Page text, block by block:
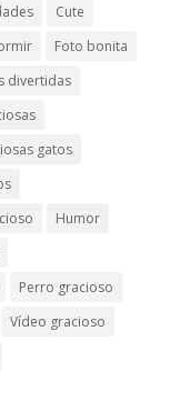
Cute
Foto bonita
divertidas
gatos
Humor
Perro gracioso
Vídeo gracioso